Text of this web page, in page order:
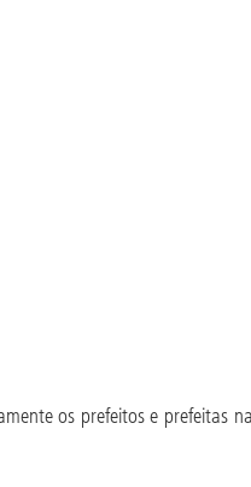
os prefeitos e prefeitas